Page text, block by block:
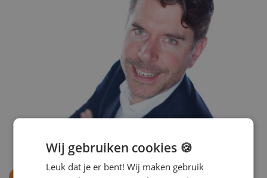
Wij gebruiken cookies 🍪
Leuk dat je er bent! Wij maken gebruik